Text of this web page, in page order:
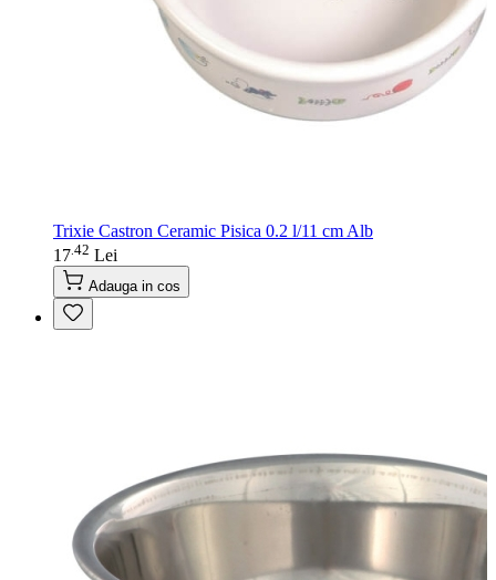
Trixie Castron Ceramic Pisica 0.2 l/11 cm Alb
17 42 Lei
Adauga in cos